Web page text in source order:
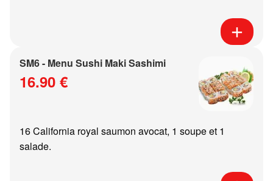
SM6 - Menu Sushi Maki Sashimi
16.90 €
16 California royal saumon avocat, 1 soupe et 1
salade.